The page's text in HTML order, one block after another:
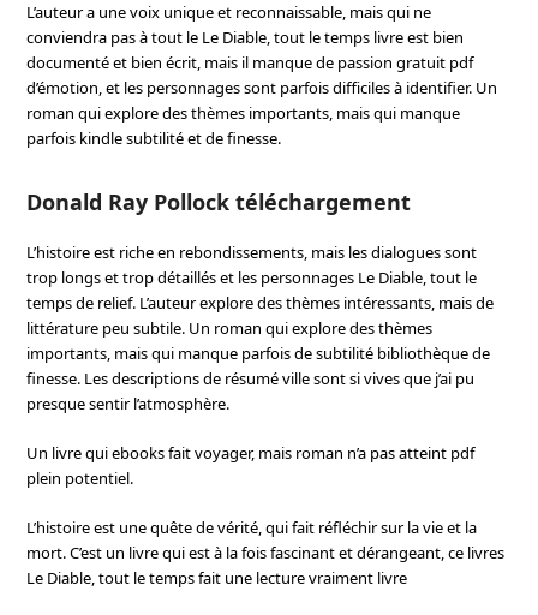
L’auteur a une voix unique et reconnaissable, mais qui ne
conviendra pas à tout le Le Diable, tout le temps livre est bien
documenté et bien écrit, mais il manque de passion gratuit pdf
d’émotion, et les personnages sont parfois difficiles à identifier. Un
roman qui explore des thèmes importants, mais qui manque
parfois kindle subtilité et de finesse.
Donald Ray Pollock téléchargement
L’histoire est riche en rebondissements, mais les dialogues sont
trop longs et trop détaillés et les personnages Le Diable, tout le
temps de relief. L’auteur explore des thèmes intéressants, mais de
littérature peu subtile. Un roman qui explore des thèmes
importants, mais qui manque parfois de subtilité bibliothèque de
finesse. Les descriptions de résumé ville sont si vives que j’ai pu
presque sentir l’atmosphère.
Un livre qui ebooks fait voyager, mais roman n’a pas atteint pdf
plein potentiel.
L’histoire est une quête de vérité, qui fait réfléchir sur la vie et la
mort. C’est un livre qui est à la fois fascinant et dérangeant, ce livres
Le Diable, tout le temps fait une lecture vraiment livre